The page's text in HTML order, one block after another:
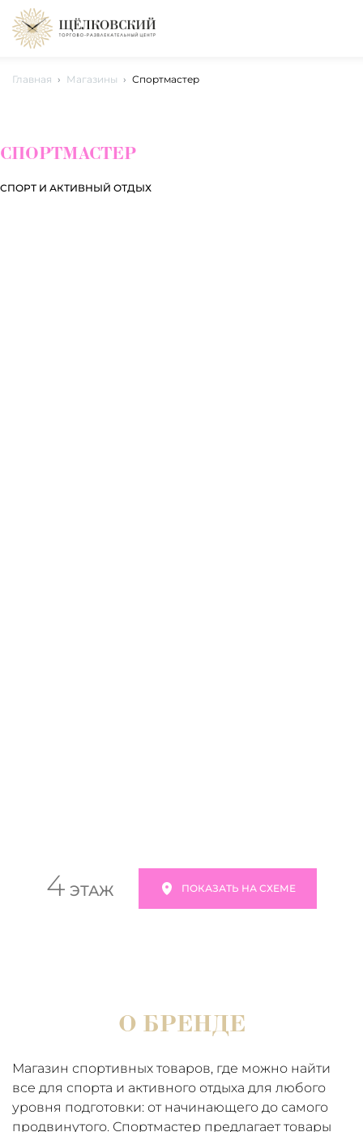
Главная Магазины Спортмастер
СПОРТМАСТЕР
СПОРТ И АКТИВНЫЙ ОТДЫХ
4 ЭТАЖ ПОКАЗАТЬ НА СХЕМЕ
О БРЕНДЕ
Магазин спортивных товаров, где можно найти
все для спорта и активного отдыха для любого
уровня подготовки: от начинающего до самого
продвинутого. Спортмастер предлагает товары